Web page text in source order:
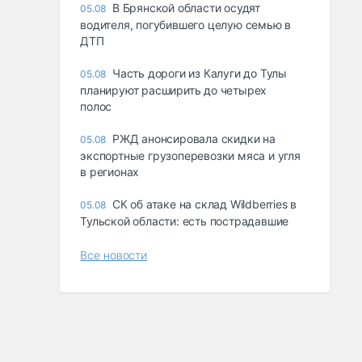
05.08 В Брянской области осудят
водителя, погубившего целую семью в
ДТП
05.08 Часть дороги из Калуги до Тулы
планируют расширить до четырех
полос
05.08 РЖД анонсировала скидки на
экспортные грузоперевозки мяса и угля
в регионах
05.08 СК об атаке на склад Wildberries в
Тульской области: есть пострадавшие
Все новости